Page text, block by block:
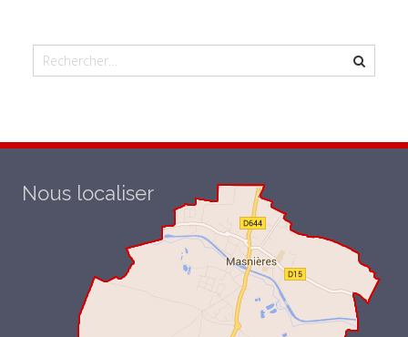
Nous localiser